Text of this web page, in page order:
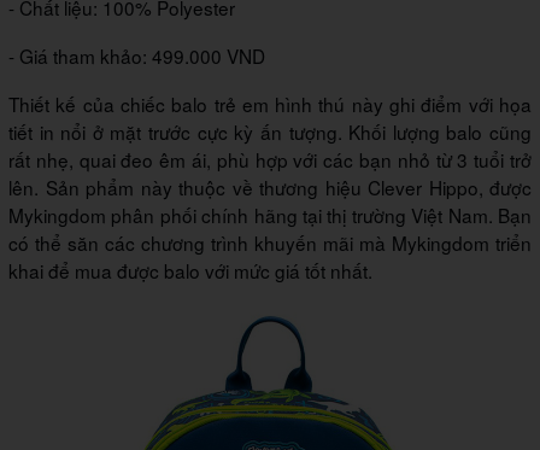
- Chất liệu: 100% Polyester
- Giá tham khảo: 499.000 VND
Thiết kế của chiếc balo trẻ em hình thú này ghi điểm với họa
tiết in nổi ở mặt trước cực kỳ ấn tượng. Khối lượng balo cũng
rất nhẹ, quai đeo êm ái, phù hợp với các bạn nhỏ từ 3 tuổi trở
lên. Sản phẩm này thuộc về thương hiệu Clever Hippo, được
Mykingdom phân phối chính hãng tại thị trường Việt Nam. Bạn
có thể săn các chương trình khuyến mãi mà Mykingdom triển
khai để mua được balo với mức giá tốt nhất.